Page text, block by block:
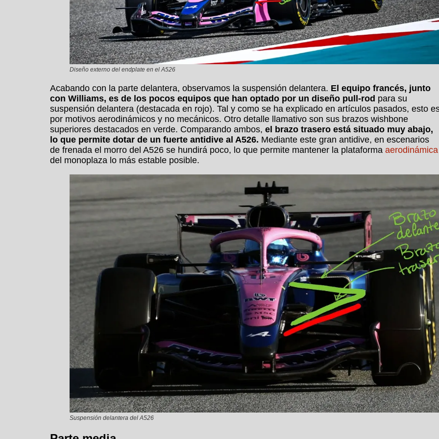
Diseño externo del endplate en el A526
Acabando con la parte delantera, observamos la suspensión delantera. El equipo francés, junto
con Williams, es de los pocos equipos que han optado por un diseño pull-rod para su
suspensión delantera (destacada en rojo). Tal y como se ha explicado en artículos pasados, esto
por motivos aerodinámicos y no mecánicos. Otro detalle llamativo son sus brazos wishbone
superiores destacados en verde. Comparando ambos, el brazo trasero está situado muy abajo,
lo que permite dotar de un fuerte antidive al A526. Mediante este gran antidive, en escenarios
de frenada el morro del A526 se hundirá poco, lo que permite mantener la plataforma aerodinámica
del monoplaza lo más estable posible.
Suspensión delantera del A526